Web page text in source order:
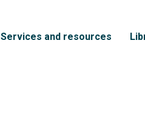
Menú principal
Services and resources